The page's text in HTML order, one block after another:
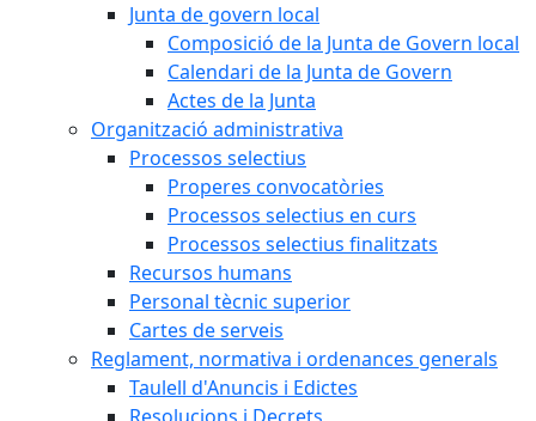
Junta de govern local
Composició de la Junta de Govern local
Calendari de la Junta de Govern
Actes de la Junta
Organització administrativa
Processos selectius
Properes convocatòries
Processos selectius en curs
Processos selectius finalitzats
Recursos humans
Personal tècnic superior
Cartes de serveis
Reglament, normativa i ordenances generals
Taulell d'Anuncis i Edictes